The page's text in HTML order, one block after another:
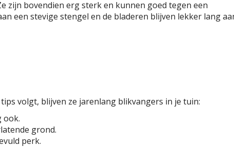
zijn bovendien erg sterk en kunnen goed tegen een
een stevige stengel en de bladeren blijven lekker lang
volgt, blijven ze jarenlang blikvangers in je tuin:
ook.
grond.
perk.